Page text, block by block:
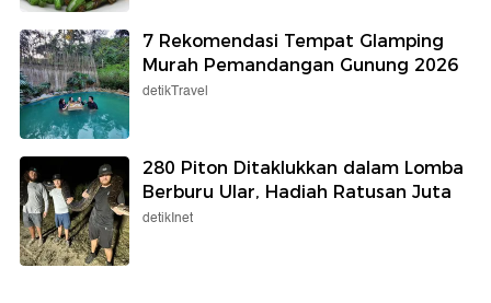
7 Rekomendasi Tempat Glamping
Murah Pemandangan Gunung 2026
detikTravel
280 Piton Ditaklukkan dalam Lomba
Berburu Ular, Hadiah Ratusan Juta
detikInet